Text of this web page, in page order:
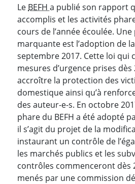
Le BEFH a publié son rapport
accomplis et les activités
cours de l’année écoulée.
marquante est l’adoption de la
septembre 2017. Cette loi qui
mesures d’urgence prises dès
accroître la protection des
domestique ainsi qu’à
des auteur-e-s. En octobre
phare du BEFH a été adopté
il s’agit du projet de la
instaurant un contrôle de
les marchés publics et les
contrôles commenceront dès
menés par une commission